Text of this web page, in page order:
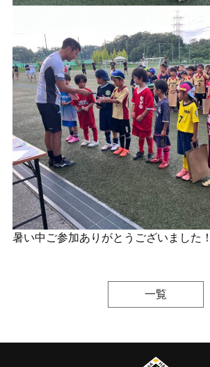
暑い中ご参加ありがとうございました
一覧